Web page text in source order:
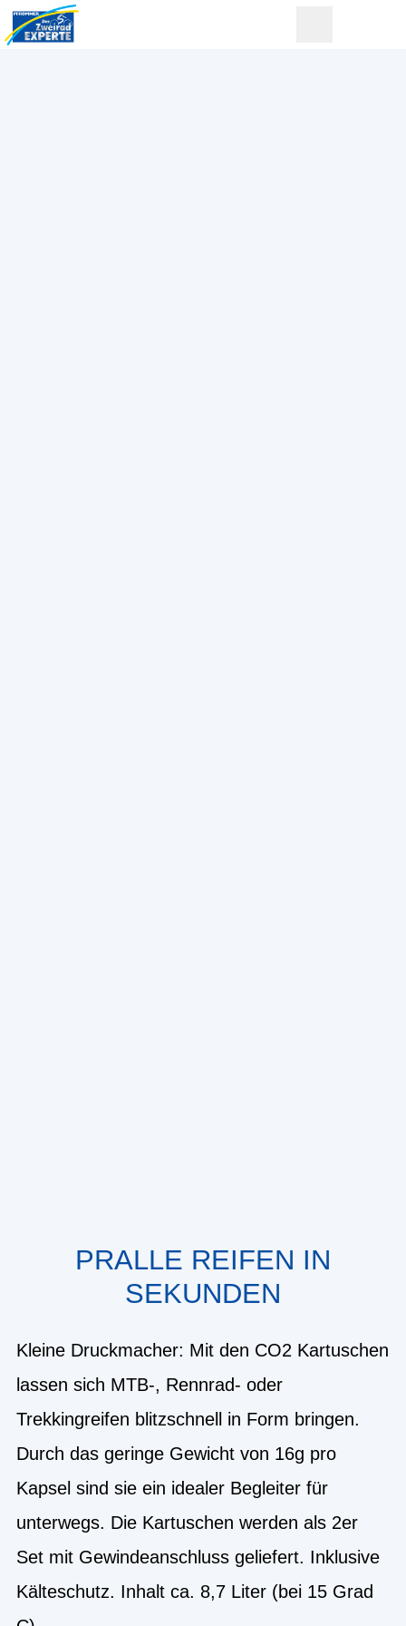
PRALLE REIFEN IN
SEKUNDEN
Kleine Druckmacher: Mit den CO2 Kartuschen
lassen sich MTB-, Rennrad- oder
Trekkingreifen blitzschnell in Form bringen.
Durch das geringe Gewicht von 16g pro
Kapsel sind sie ein idealer Begleiter für
unterwegs. Die Kartuschen werden als 2er
Set mit Gewindeanschluss geliefert. Inklusive
Kälteschutz. Inhalt ca. 8,7 Liter (bei 15 Grad